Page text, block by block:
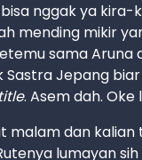
nggak ya kira-
mending mikir
sama Aruna
Sastra Jepang
. Asem dah. Oke
malam dan kalian
lumayan